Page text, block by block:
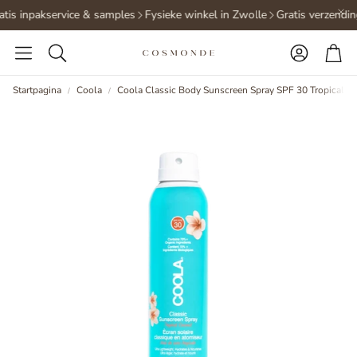
inpakservice & samples Fysieke winkel in Zwolle Gratis
Zoeken
Startpagina Coola Coola Classic Body Sunscreen Spray SPF 30 Tropical